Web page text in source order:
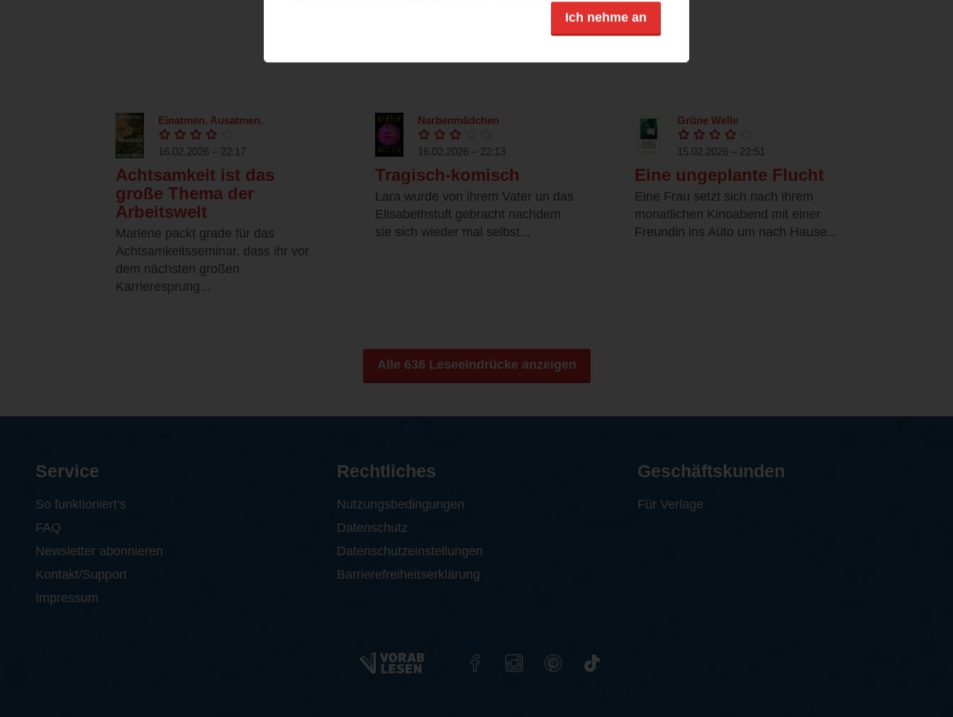
Leseeindrücke
Einatmen. Ausatmen.
16.02.2026 – 22:17
Achtsamkeit ist das
große Thema der
Arbeitswelt
Marlene packt grade für das
Achtsamkeitsseminar, dass ihr vor
dem nächsten großen
Karrieresprung...
Narbenmädchen
16.02.2026 – 22:13
Tragisch-komisch
Lara wurde von ihrem Vater un das
Elisabethstuft gebracht nachdem
sie sich wieder mal selbst...
Grüne Welle
15.02.2026 – 22:51
Eine ungeplante Flucht
Eine Frau setzt sich nach ihrem
monatlichen Kinoabend mit einer
Freundin ins Auto um nach Hause...
Alle 636 Leseeindrücke anzeigen
Ich nehme an
Service
So funktioniert‘s
FAQ
Newsletter abonnieren
Kontakt/Support
Impressum
Rechtliches
Nutzungsbedingungen
Datenschutz
Datenschutzeinstellungen
Barrierefreiheitserklärung
Geschäftskunden
Für Verlage